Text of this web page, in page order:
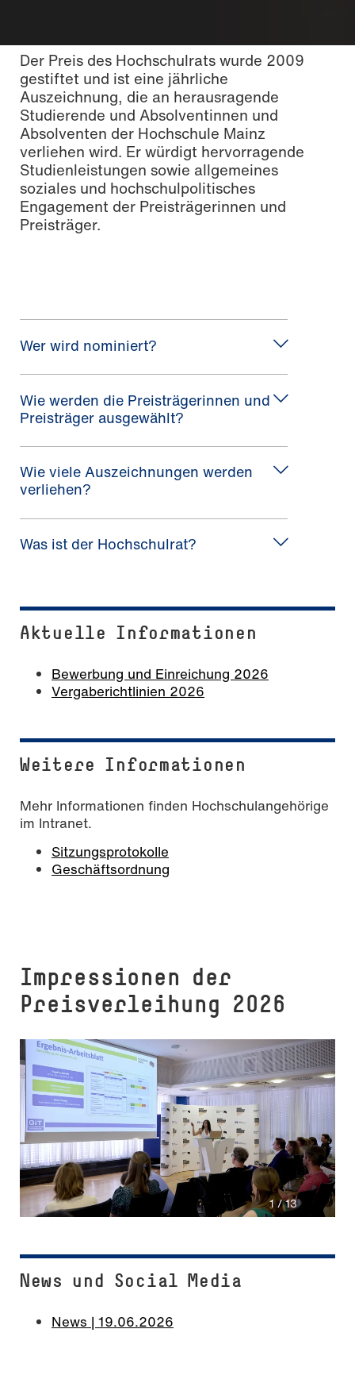
V. l. n. r.: Karsten Zerfaß, Mitglied des Vorstands der Volksbank
Darmstadt Mainz, Prof. Dr. Michael Maskos, Vorsitzender des
Hochschulrats der Hochschule Mainz, Lina Abu Yousef (1. Preis),
Sarah Schütz (2. Preis), Thomas Range (3. Preis), Tina Badrot,
stellvertretende Vorsitzende des Hochschulrats der Hochschule
Der Preis des Hochschulrats wurde 2009
gestiftet und ist eine jährliche
Auszeichnung, die an herausragende
Studierende und Absolventinnen und
Absolventen der Hochschule Mainz
verliehen wird. Er würdigt hervorragende
Studienleistungen sowie allgemeines
soziales und hochschulpolitisches
Engagement der Preisträgerinnen und
Preisträger.
Wer wird nominiert?
Wie werden die Preisträgerinnen und
Preisträger ausgewählt?
Wie viele Auszeichnungen werden
verliehen?
Was ist der Hochschulrat?
Aktuelle Informationen
Bewerbung und Einreichung 2026
Vergaberichtlinien 2026
Weitere Informationen
Mehr Informationen finden Hochschulangehörige
im Intranet.
Sitzungsprotokolle
Geschäftsordnung
Impressionen der
Preisverleihung 2026
1 / 13
News und Social Media
News | 19.06.2026